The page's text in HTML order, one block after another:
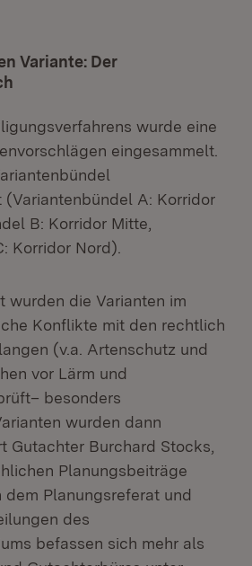
Variante: Der
wurde eine
eingesammelt.
(Variantenbündel A: Korridor
B: Korridor Mitte,
Korridor Nord).
wurden die Varianten im
Konflikte mit den rechtlich
(v.a. Artenschutz und
vor Lärm und
besonders
wurden dann
Gutachter Burchard Stocks,
Planungsbeiträge
dem Planungsreferat und
des
befassen sich mehr als